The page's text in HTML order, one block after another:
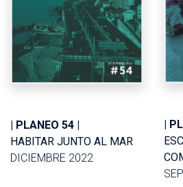
| PLANEO 54 |
HABITAR JUNTO AL MAR
DICIEMBRE 2022
|